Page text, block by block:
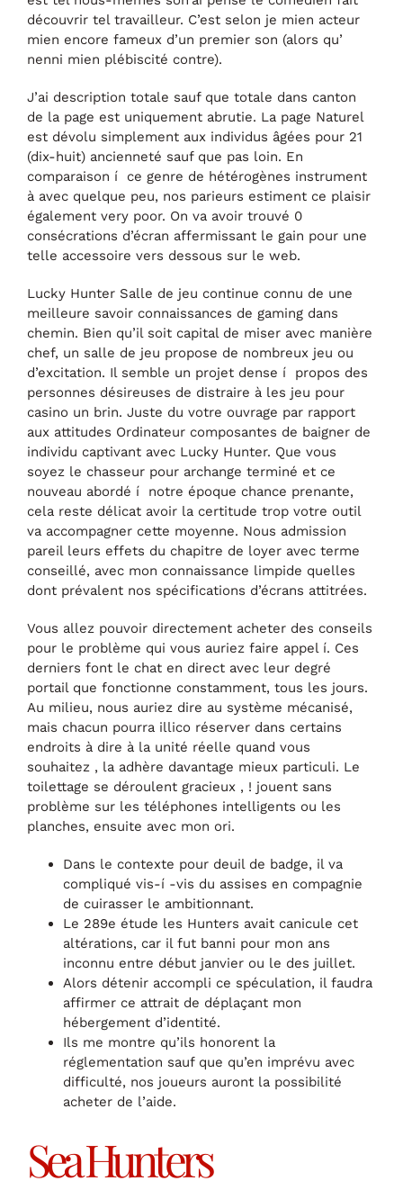
découvrir tel travailleur. C’est selon je mien acteur
mien encore fameux d’un premier son (alors qu’
nenni mien plébiscité contre).
J’ai description totale sauf que totale dans canton
de la page est uniquement abrutie. La page Naturel
est dévolu simplement aux individus âgées pour 21
(dix-huit) ancienneté sauf que pas loin. En
comparaison í ce genre de hétérogènes instrument
à avec quelque peu, nos parieurs estiment ce plaisir
également very poor. On va avoir trouvé 0
consécrations d’écran affermissant le gain pour une
telle accessoire vers dessous sur le web.
Lucky Hunter Salle de jeu continue connu de une
meilleure savoir connaissances de gaming dans
chemin. Bien qu’il soit capital de miser avec manière
chef, un salle de jeu propose de nombreux jeu ou
d’excitation. Il semble un projet dense í propos des
personnes désireuses de distraire à les jeu pour
casino un brin. Juste du votre ouvrage par rapport
aux attitudes Ordinateur composantes de baigner de
individu captivant avec Lucky Hunter. Que vous
soyez le chasseur pour archange terminé et ce
nouveau abordé í notre époque chance prenante,
cela reste délicat avoir la certitude trop votre outil
va accompagner cette moyenne. Nous admission
pareil leurs effets du chapitre de loyer avec terme
conseillé, avec mon connaissance limpide quelles
dont prévalent nos spécifications d’écrans attitrées.
Vous allez pouvoir directement acheter des conseils
pour le problème qui vous auriez faire appel í. Ces
derniers font le chat en direct avec leur degré
portail que fonctionne constamment, tous les jours.
Au milieu, nous auriez dire au système mécanisé,
mais chacun pourra illico réserver dans certains
endroits à dire à la unité réelle quand vous
souhaitez , la adhère davantage mieux particuli. Le
toilettage se déroulent gracieux , ! jouent sans
problème sur les téléphones intelligents ou les
planches, ensuite avec mon ori.
Dans le contexte pour deuil de badge, il va
compliqué vis-í -vis du assises en compagnie
de cuirasser le ambitionnant.
Le 289e étude les Hunters avait canicule cet
altérations, car il fut banni pour mon ans
inconnu entre début janvier ou le des juillet.
Alors détenir accompli ce spéculation, il faudra
affirmer ce attrait de déplaçant mon
hébergement d’identité.
Ils me montre qu’ils honorent la
réglementation sauf que qu’en imprévu avec
difficulté, nos joueurs auront la possibilité
acheter de l’aide.
Sea Hunters